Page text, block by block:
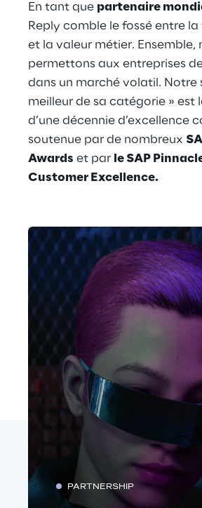
En tant que partenaire
Reply comble le fossé entre
et la valeur métier. Ensemble,
permettons aux entreprises
dans un marché volatil. Notre
meilleur de sa catégorie » est
d’une décennie d’excellence
soutenue par de nombreux
Awards et par le SAP
Customer Excellence.
PARTNERSHIP